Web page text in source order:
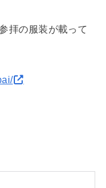
拝の服装が載って